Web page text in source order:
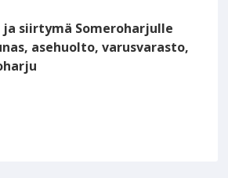
ja siirtymä Someroharjulle
asehuolto, varusvarasto,